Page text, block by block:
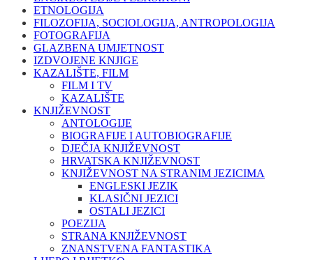
ETNOLOGIJA
FILOZOFIJA, SOCIOLOGIJA, ANTROPOLOGIJA
FOTOGRAFIJA
GLAZBENA UMJETNOST
IZDVOJENE KNJIGE
KAZALIŠTE, FILM
FILM I TV
KAZALIŠTE
KNJIŽEVNOST
ANTOLOGIJE
BIOGRAFIJE I AUTOBIOGRAFIJE
DJEČJA KNJIŽEVNOST
HRVATSKA KNJIŽEVNOST
KNJIŽEVNOST NA STRANIM JEZICIMA
ENGLESKI JEZIK
KLASIČNI JEZICI
OSTALI JEZICI
POEZIJA
STRANA KNJIŽEVNOST
ZNANSTVENA FANTASTIKA